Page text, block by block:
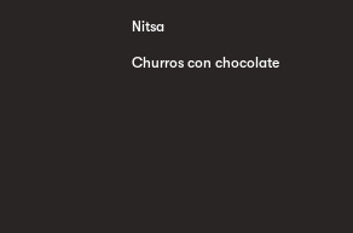
Nitsa
Churros con chocolate